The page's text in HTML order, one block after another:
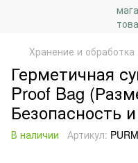
Хранение и обработка
Герметичная
Proof Bag
Безопасность
В наличии Артикул: PURM